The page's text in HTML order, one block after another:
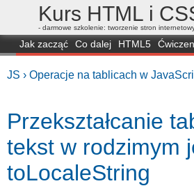
Kurs HTML i
- darmowe szkolenie: tworzenie stron
Jak zacząć Co dalej HTML5
JS › Operacje na tablicach w
Przekształcanie
tekst w rodzimym
toLocaleString